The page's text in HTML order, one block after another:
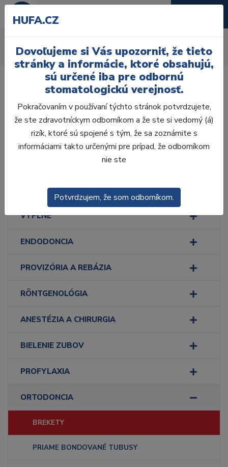
Úvod Ordinácia Ortodoncia Brekety
Laboratórium, Zub.
technika
ODLTAČKOVANIE
VÝPLNE
ENDODONCIA
PROVIZÓRIA A REBÁZIA
RÖNTGENOLÓGIA
ANESTÉZIA A CHIRURGIA
BIELENIE ZUBOV
PROFYLAXIA
ORTODONCIA
BREKETY
PRIAME BONDOVANÉ TUBUSY
HUFA.CZ
Dovoľujeme si Vás upozorniť, že tieto
stránky a informácie, ktoré obsahujú,
sú určené iba pre odbornú
stomatologickú verejnosť.
Pokračovaním v používaní týchto stránok potvrdzujete,
že ste zdravotníckym odborníkom a že ste si vedomý (á)
rizík, ktoré sú spojené s tým, že sa zoznámite s
informáciami takto určenými pre prípad, že odborníkom
nie ste
Potvrdzujem, že som odborníkom.